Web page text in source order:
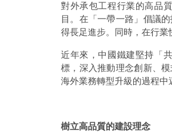
對外承包工程行業的高品
目。在「一帶一路」倡議
得長足進步。同時，在行業
近年來，中國鐵建堅持「
標，深入推動理念創新、
海外業務轉型升級的過程中
樹立高品質的建設理念